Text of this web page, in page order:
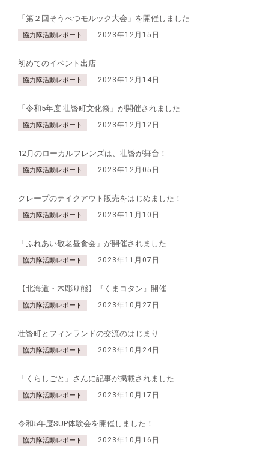
「第２回そうべつモルック大会」を開催しました
協力隊活動レポート 2023年12月15日
初めてのイベント出店
協力隊活動レポート 2023年12月14日
「令和5年度 壮瞥町文化祭」が開催されました
協力隊活動レポート 2023年12月12日
12月のローカルフレンズは、壮瞥が舞台！
協力隊活動レポート 2023年12月05日
クレープのテイクアウト販売をはじめました！
協力隊活動レポート 2023年11月10日
「ふれあい敬老昼食会」が開催されました
協力隊活動レポート 2023年11月07日
【北海道・木彫り熊】『くまコタン』開催
協力隊活動レポート 2023年10月27日
壮瞥町とフィンランドの交流のはじまり
協力隊活動レポート 2023年10月24日
「くらしごと」さんに記事が掲載されました
協力隊活動レポート 2023年10月17日
令和5年度SUP体験会を開催しました！
協力隊活動レポート 2023年10月16日